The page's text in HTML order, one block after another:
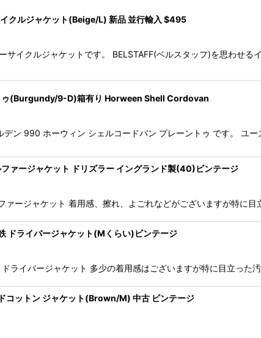
クルジャケット(Beige/L) 新品 並行輸入 $495
サイクルジャケットです。 BELSTAFF(ベルスタッフ)を思わせ
ゥ(Burgundy/9-D)箱有り Horween Shell Cordovan
ン 990 ホーウィン シェルコードバン プレーントゥ です。 ユ
ァージャケット ドリズラー イングランド製(40)ビンテージ
ァージャケット 着用感、擦れ、よごれなどがございますが特に
ライバージャケット(Mくらい)ビンテージ
イバージャケット 多少の着用感はございますが特に目立った
ットン ジャケット(Brown/M) 中古 ビンテージ